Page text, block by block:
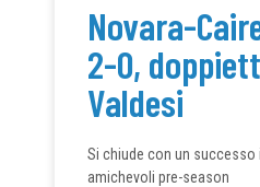
Novara-
2-0,
Valdesi
Si chiude con un successo
amichevoli pre-season